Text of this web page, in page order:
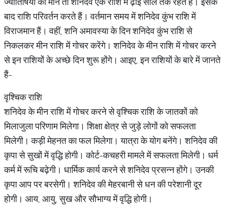
बाद राशि परिवर्तन करते हैं। वर्तमान समय में शनिदेव कुंभ राशि में
विराजमान हैं। वहीं, शनि अमावस्या के दिन शनिदेव कुंभ राशि से
निकलकर मीन राशि में गोचर करेंगे। शनिदेव के मीन राशि में गोचर करने
से इन राशियों के अच्छे दिन शुरू होंगे। आइए, इन राशियों के बारे में जानते
हैं-
वृश्चिक राशि
शनिदेव के मीन राशि में गोचर करने से वृश्चिक राशि के जातकों को
मिलाजुला परिणाम मिलेगा। शिक्षा क्षेत्र से जुड़े लोगों को सफलता
मिलेगी। कड़ी मेहनत का फल मिलेगा। यात्रा के योग बनेंगे। शनिदेव की
कृपा से सुखों में वृद्धि होगी। कोर्ट-कचहरी मामले में सफलता मिलेगी। धर्म
कर्म में रूचि बढ़ेगी। धार्मिक कार्य करने से शनिदेव प्रसन्न होंगे। उनकी
कृपा आप पर बरसेगी। शनिदेव की मेहरबानी से धन की परेशानी दूर
होगी। आय, आयु, सुख और सौभाग्य में वृद्धि होगी।